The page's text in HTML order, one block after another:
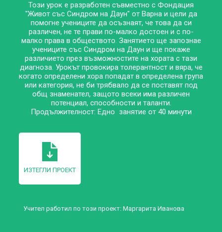
Този урок е разработен съвместно с Фондация
"Живот със Синдром на Даун" от Варна и цели да
помогне учениците да осъзнаят, че това да си
различен, не те прави по-малко достоен и с по-
малко права в обществото. Занятието ще запознае
учениците със Синдром на Даун и ще покаже
различието през възможностите на хората с тази
диагноза. Урокът провокира толерантност и вяра, че
когато определени хора попадат в определена група
или категория, не би трябвало да се поставят под
общ знаменател, защото всеки има различен
потенциал, способности и таланти.
Продължителност: Едно занятие от 40 минути
ИЗТЕГЛИ ПРОЕКТ
Учител работил по този проект: Маргарита Иванова